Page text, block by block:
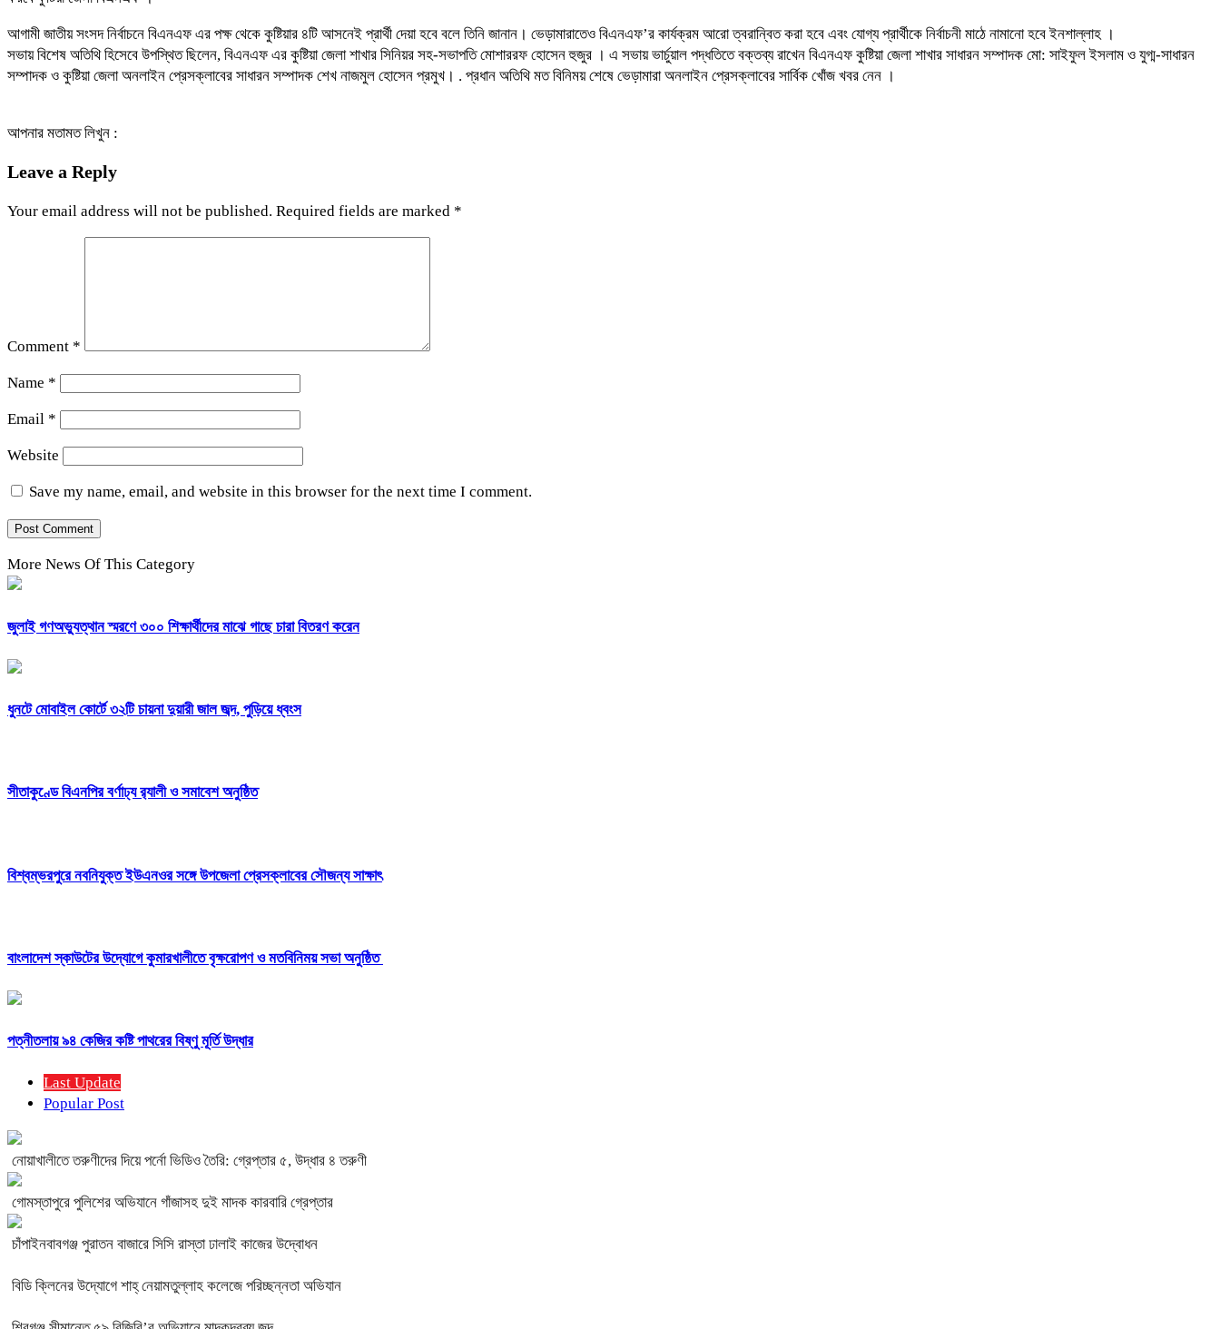
আগামী জাতীয় সংসদ নির্বাচনে বিএনএফ এর পক্ষ থেকে কুষ্টিয়ার ৪টি আসনেই প্রার্থী দেয়া হবে বলে তিনি জানান। ভেড়ামারাতেও বিএনএফ’র কার্যক্রম আরো ত্বরান্বিত করা হবে এবং যোগ্য প্রার্থীকে নির্বাচনী মাঠে নামানো হবে ইনশাল্লাহ ।
সভায় বিশেষ অতিথি হিসেবে উপস্থিত ছিলেন, বিএনএফ এর কুষ্টিয়া জেলা শাখার সিনিয়র সহ-সভাপতি মোশাররফ হোসেন হুজুর । এ সভায় ভার্চুয়াল পদ্ধতিতে বক্তব্য রাখেন বিএনএফ কুষ্টিয়া জেলা শাখার সাধারন সম্পাদক মো: সাইফুল ইসলাম ও যুগ্ম-সাধারন
সম্পাদক ও কুষ্টিয়া জেলা অনলাইন প্রেসক্লাবের সাধারন সম্পাদক শেখ নাজমুল হোসেন প্রমুখ। . প্রধান অতিথি মত বিনিময় শেষে ভেড়ামারা অনলাইন প্রেসক্লাবের সার্বিক খোঁজ খবর নেন ।
আপনার মতামত লিখুন :
Leave a Reply
Your email address will not be published. Required fields are marked *
Comment *
Name *
Email *
Website
Save my name, email, and website in this browser for the next time I comment.
More News Of This Category
জুলাই গণঅভ্যুত্থান স্মরণে ৩০০ শিক্ষার্থীদের মাঝে গাছে চারা বিতরণ করেন
ধুনটে মোবাইল কোর্টে ৩২টি চায়না দুয়ারী জাল জব্দ, পুড়িয়ে ধ্বংস
সীতাকুণ্ডে বিএনপির বর্ণাঢ্য র‍্যালী ও সমাবেশ অনুষ্ঠিত
বিশ্বম্ভরপুরে নবনিযুক্ত ইউএনওর সঙ্গে উপজেলা প্রেসক্লাবের সৌজন্য সাক্ষাৎ
বাংলাদেশ স্কাউটের উদ্যোগে কুমারখালীতে বৃক্ষরোপণ ও মতবিনিময় সভা অনুষ্ঠিত
পত্নীতলায় ৯৪ কেজির কষ্টি পাথরের বিষ্ণু মূর্তি উদ্ধার
Last Update
Popular Post
নোয়াখালীতে তরুণীদের দিয়ে পর্নো ভিডিও তৈরি: গ্রেপ্তার ৫, উদ্ধার ৪ তরুণী
গোমস্তাপুরে পুলিশের অভিযানে গাঁজাসহ দুই মাদক কারবারি গ্রেপ্তার
চাঁপাইনবাবগঞ্জ পুরাতন বাজারে সিসি রাস্তা ঢালাই কাজের উদ্বোধন
বিডি ক্লিনের উদ্যোগে শাহ্ নেয়ামতুল্লাহ কলেজে পরিচ্ছন্নতা অভিযান